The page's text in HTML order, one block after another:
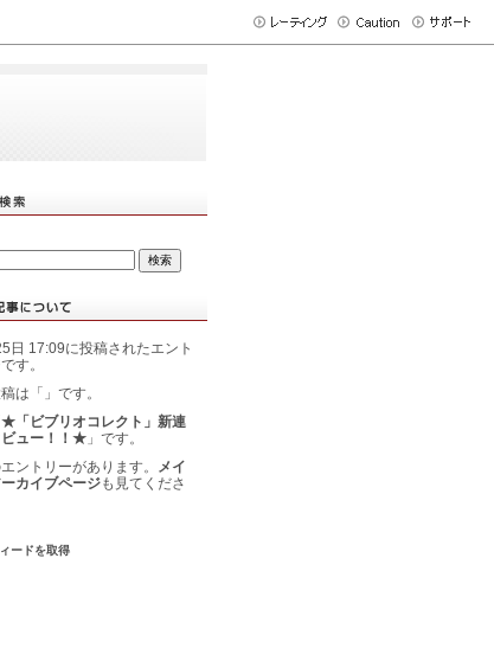
日 17:09に投稿されたエント
す。
は「 」です。
★「ビブリオコレクト」新連
ビュー！！★ 」です。
ントリーがあります。 メイ
カイブページも見てくださ
ードを取得